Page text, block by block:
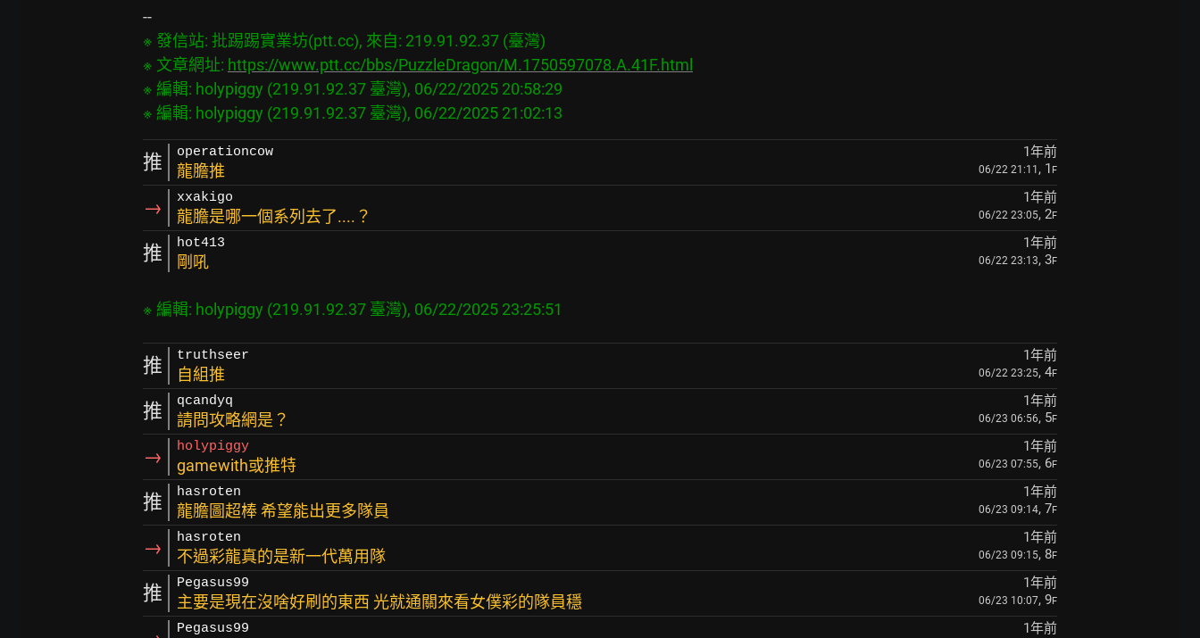
※ 發信站: 批踢踢實業坊(ptt.cc), 來自: 219.91.92.37 (臺灣)
※ 文章網址: https://www.ptt.cc/bbs/PuzzleDragon/M.1750597078.A.41F.html
※ 編輯: holypiggy (219.91.92.37 臺灣), 06/22/2025 20:58:29
推 operationcow 1年前
龍膽推 06/22 21:11 , 1 F
→ xxakigo 1年前
龍膽是哪一個系列去了....？ 06/22 23:05, 2F
推 hot413 1年前
剛吼 06/22 23:13, 3F
推 truthseer 1年前
自組推 06/22 23:25, 4F
推 qcandyq 1年前
請問攻略網是？ 06/23 06:56, 5F
→ holypiggy 1年前
gamewith或推特 06/23 07:55, 6F
推 hasroten 1年前
龍膽圖超棒 希望能出更多隊員 06/23 09:14, 7F
→ hasroten 1年前
不過彩龍真的是新一代萬用隊 06/23 09:15, 8F
推 Pegasus99 1年前
主要是現在沒啥好刷的東西 光就通關來看女僕彩的隊員穩 06/23 10:07, 9F
Pegasus99
1年前